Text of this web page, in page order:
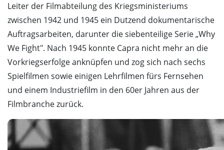
Leiter der Filmabteilung des Kriegsministeriums
zwischen 1942 und 1945 ein Dutzend dokumentarische
Auftragsarbeiten, darunter die siebenteilige Serie „Why
We Fight". Nach 1945 konnte Capra nicht mehr an die
Vorkriegserfolge anknüpfen und zog sich nach sechs
Spielfilmen sowie einigen Lehrfilmen fürs Fernsehen
und einem Industriefilm in den 60er Jahren aus der
Filmbranche zurück.